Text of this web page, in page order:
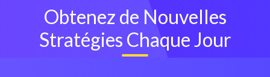
Obtenez de Nouvelles
Stratégies Chaque Jour